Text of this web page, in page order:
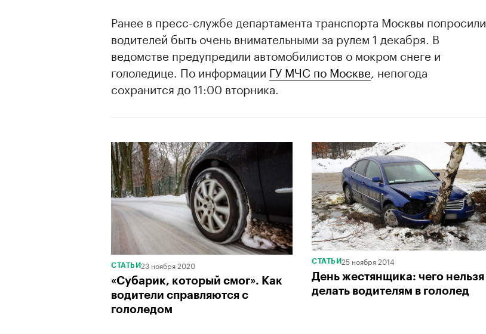
Ранее в пресс-службе департамента транспорта Москвы попросили
водителей быть очень внимательными за рулем 1 декабря. В
ведомстве предупредили автомобилистов о мокром снеге и
гололедице. По информации ГУ МЧС по Москве , непогода
сохранится до 11:00 вторника.
СТАТЬИ23 ноября 2020
«Субарик, который смог». Как
водители справляются с
гололедом
СТАТЬИ25 ноября 2014
День жестянщика: чего нельзя
делать водителям в гололед